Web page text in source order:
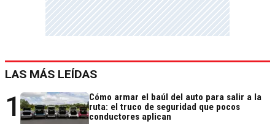
LAS MÁS LEÍDAS
1
Cómo armar el baúl del auto para salir a la
ruta: el truco de seguridad que pocos
conductores aplican